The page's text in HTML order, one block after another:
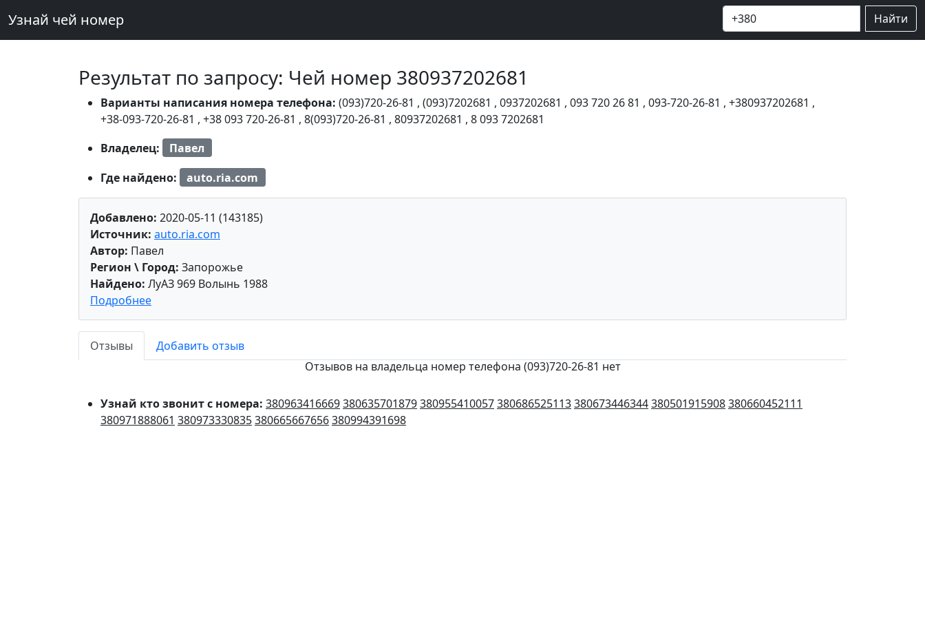
Узнай чей номер Найти
Результат по запросу: Чей номер 380937202681
Варианты написания номера телефона: (093)720-26-81 , (093)7202681 , 0937202681 , 093 720 26 81 , 093-720-26-81 , +380937202681 ,
+38-093-720-26-81 , +38 093 720-26-81 , 8(093)720-26-81 , 80937202681 , 8 093 7202681
Владелец:
Павел
Где найдено:
auto.ria.com
Добавлено: 2020-05-11 (143185)
Источник: auto.ria.com
Автор: Павел
Регион \ Город: Запорожье
Найдено: ЛуАЗ 969 Волынь 1988
Подробнее
Отзывы
Добавить отзыв
Отзывов на владельца номер телефона (093)720-26-81 нет
Узнай кто звонит с номера: 380963416669380635701879380955410057380686525113380673446344380501915908380660452111
380971888061 380973330835380665667656380994391698